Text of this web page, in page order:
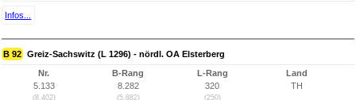
Infos...
B 92 Greiz-Sachswitz (L 1296) - nördl. OA Elsterberg
Nr.
5.133
(8.402)
B-Rang
8.282
(5.882)
L-Rang
320
(250)
Land
TH